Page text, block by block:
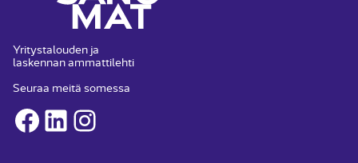
Yritystalouden ja
laskennan ammattilehti
Seuraa meitä somessa
Facebook
LinkedInInstagram